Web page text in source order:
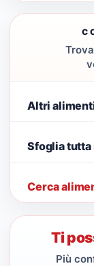
Altri
Sfoglia tutta
Cerca
Ti
Più